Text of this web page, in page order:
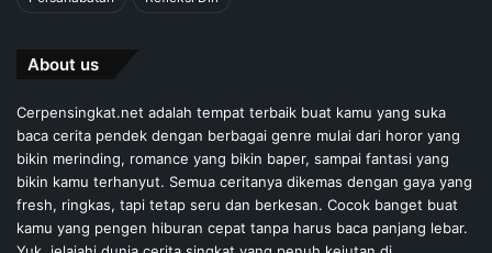
About us
Cerpensingkat.net adalah tempat terbaik buat kamu yang suka
baca cerita pendek dengan berbagai genre mulai dari horor yang
bikin merinding, romance yang bikin baper, sampai fantasi yang
bikin kamu terhanyut. Semua ceritanya dikemas dengan gaya yang
fresh, ringkas, tapi tetap seru dan berkesan. Cocok banget buat
kamu yang pengen hiburan cepat tanpa harus baca panjang lebar.